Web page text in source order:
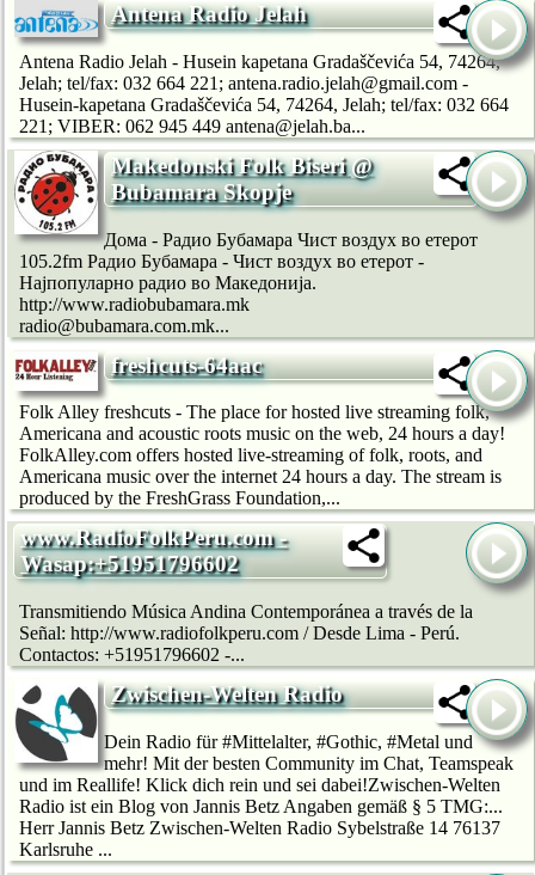
Antena Radio Jelah
Antena Radio Jelah - Husein kapetana Gradaščevića 54, 74264,
Jelah; tel/fax: 032 664 221; antena.radio.jelah@gmail.com -
Husein-kapetana Gradaščevića 54, 74264, Jelah; tel/fax: 032 664
221; VIBER: 062 945 449 antena@jelah.ba...
Makedonski Folk Biseri @
Bubamara Skopje
Дома - Радио Бубамара Чист воздух во етерот
105.2fm Радио Бубамара - Чист воздух во етерот -
Најпопуларно радио во Македонија.
http://www.radiobubamara.mk
radio@bubamara.com.mk...
freshcuts-64aac
Folk Alley freshcuts - The place for hosted live streaming folk,
Americana and acoustic roots music on the web, 24 hours a day!
FolkAlley.com offers hosted live-streaming of folk, roots, and
Americana music over the internet 24 hours a day. The stream is
produced by the FreshGrass Foundation,...
www.RadioFolkPeru.com -
Wasap:+51951796602
Transmitiendo Música Andina Contemporánea a través de la
Señal: http://www.radiofolkperu.com / Desde Lima - Perú.
Contactos: +51951796602 -...
Zwischen-Welten Radio
Dein Radio für #Mittelalter, #Gothic, #Metal und
mehr! Mit der besten Community im Chat, Teamspeak
und im Reallife! Klick dich rein und sei dabei!Zwischen-Welten
Radio ist ein Blog von Jannis Betz Angaben gemäß § 5 TMG:...
Herr Jannis Betz Zwischen-Welten Radio Sybelstraße 14 76137
Karlsruhe ...